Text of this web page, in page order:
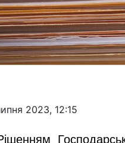
2023, 12:15